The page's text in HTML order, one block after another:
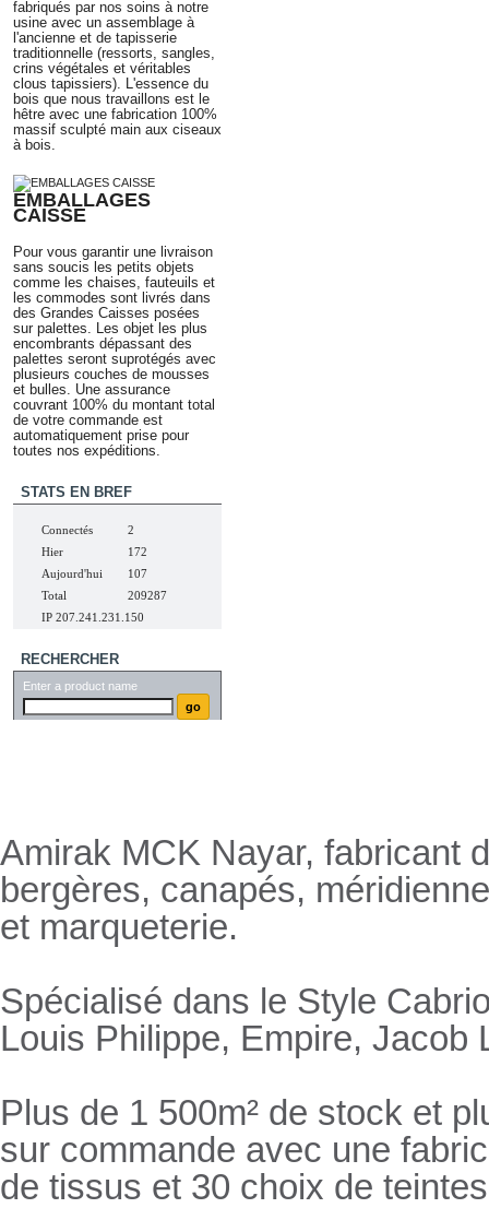
fabriqués par nos soins à notre
usine avec un assemblage à
l'ancienne et de tapisserie
traditionnelle (ressorts, sangles,
crins végétales et véritables
clous tapissiers). L'essence du
bois que nous travaillons est le
hêtre avec une fabrication 100%
massif sculpté main aux ciseaux
à bois.
EMBALLAGES
CAISSE
Pour vous garantir une livraison
sans soucis les petits objets
comme les chaises, fauteuils et
les commodes sont livrés dans
des Grandes Caisses posées
sur palettes. Les objet les plus
encombrants dépassant des
palettes seront suprotégés avec
plusieurs couches de mousses
et bulles. Une assurance
couvrant 100% du montant total
de votre commande est
automatiquement prise pour
toutes nos expéditions.
STATS EN BREF
Connectés
2
Hier
172
Aujourd'hui
107
Total
209287
IP 207.241.231.150
RECHERCHER
Enter a product name
Amirak MCK Nayar, fabricant
bergères, canapés,
et marqueterie.
Spécialisé dans le Style
Louis Philippe, Empire, Jacob
Plus de 1 500m² de stock et
sur commande avec une
de tissus et 30 choix de